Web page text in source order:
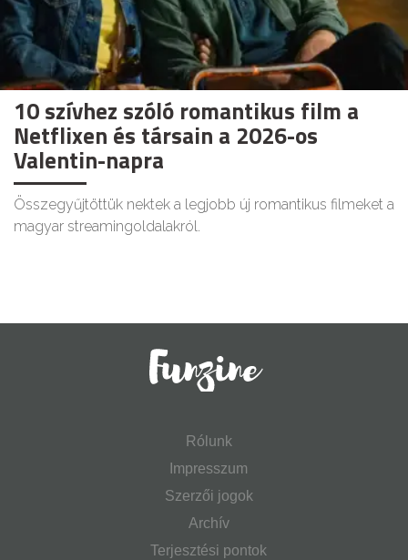
10 szívhez szóló romantikus film a
Netflixen és társain a 2026-os
Valentin-napra
Összegyűjtöttük nektek a legjobb új romantikus filmeket a
magyar streamingoldalakról.
Rólunk
Impresszum
Szerzői jogok
Archív
Terjesztési pontok